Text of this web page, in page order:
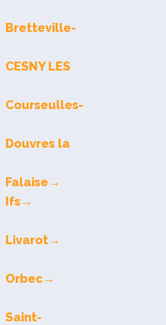
Bretteville-
CESNY LES
Courseulles-
Douvres la
Falaise→
Ifs→
Livarot→
Orbec→
Saint-